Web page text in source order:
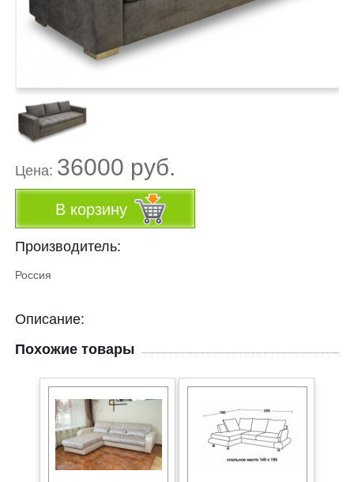
Цена: 36000 руб.
В корзину
Производитель:
Россия
Описание:
Похожие товары